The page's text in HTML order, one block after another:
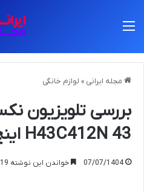
مجله ایرانی » لوازم خانگی
H43C412N 43 اینچ
07/07/1404 خواندن این نوشته 19 دقیقه زمان می برد